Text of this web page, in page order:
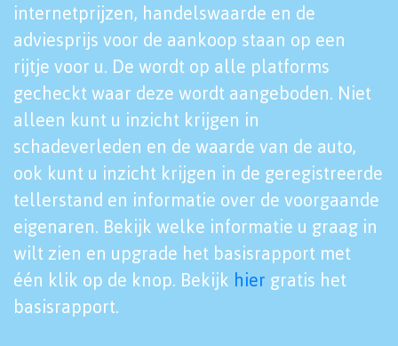
internetprijzen, handelswaarde en de
adviesprijs voor de aankoop staan op een
rijtje voor u. De wordt op alle platforms
gecheckt waar deze wordt aangeboden. Niet
alleen kunt u inzicht krijgen in
schadeverleden en de waarde van de auto,
ook kunt u inzicht krijgen in de geregistreerde
tellerstand en informatie over de voorgaande
eigenaren. Bekijk welke informatie u graag in
wilt zien en upgrade het basisrapport met
één klik op de knop. Bekijk hier gratis het
basisrapport.